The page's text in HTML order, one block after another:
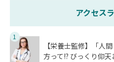
アクセス
1
【栄養士監修】「人
方って!? びっくり仰